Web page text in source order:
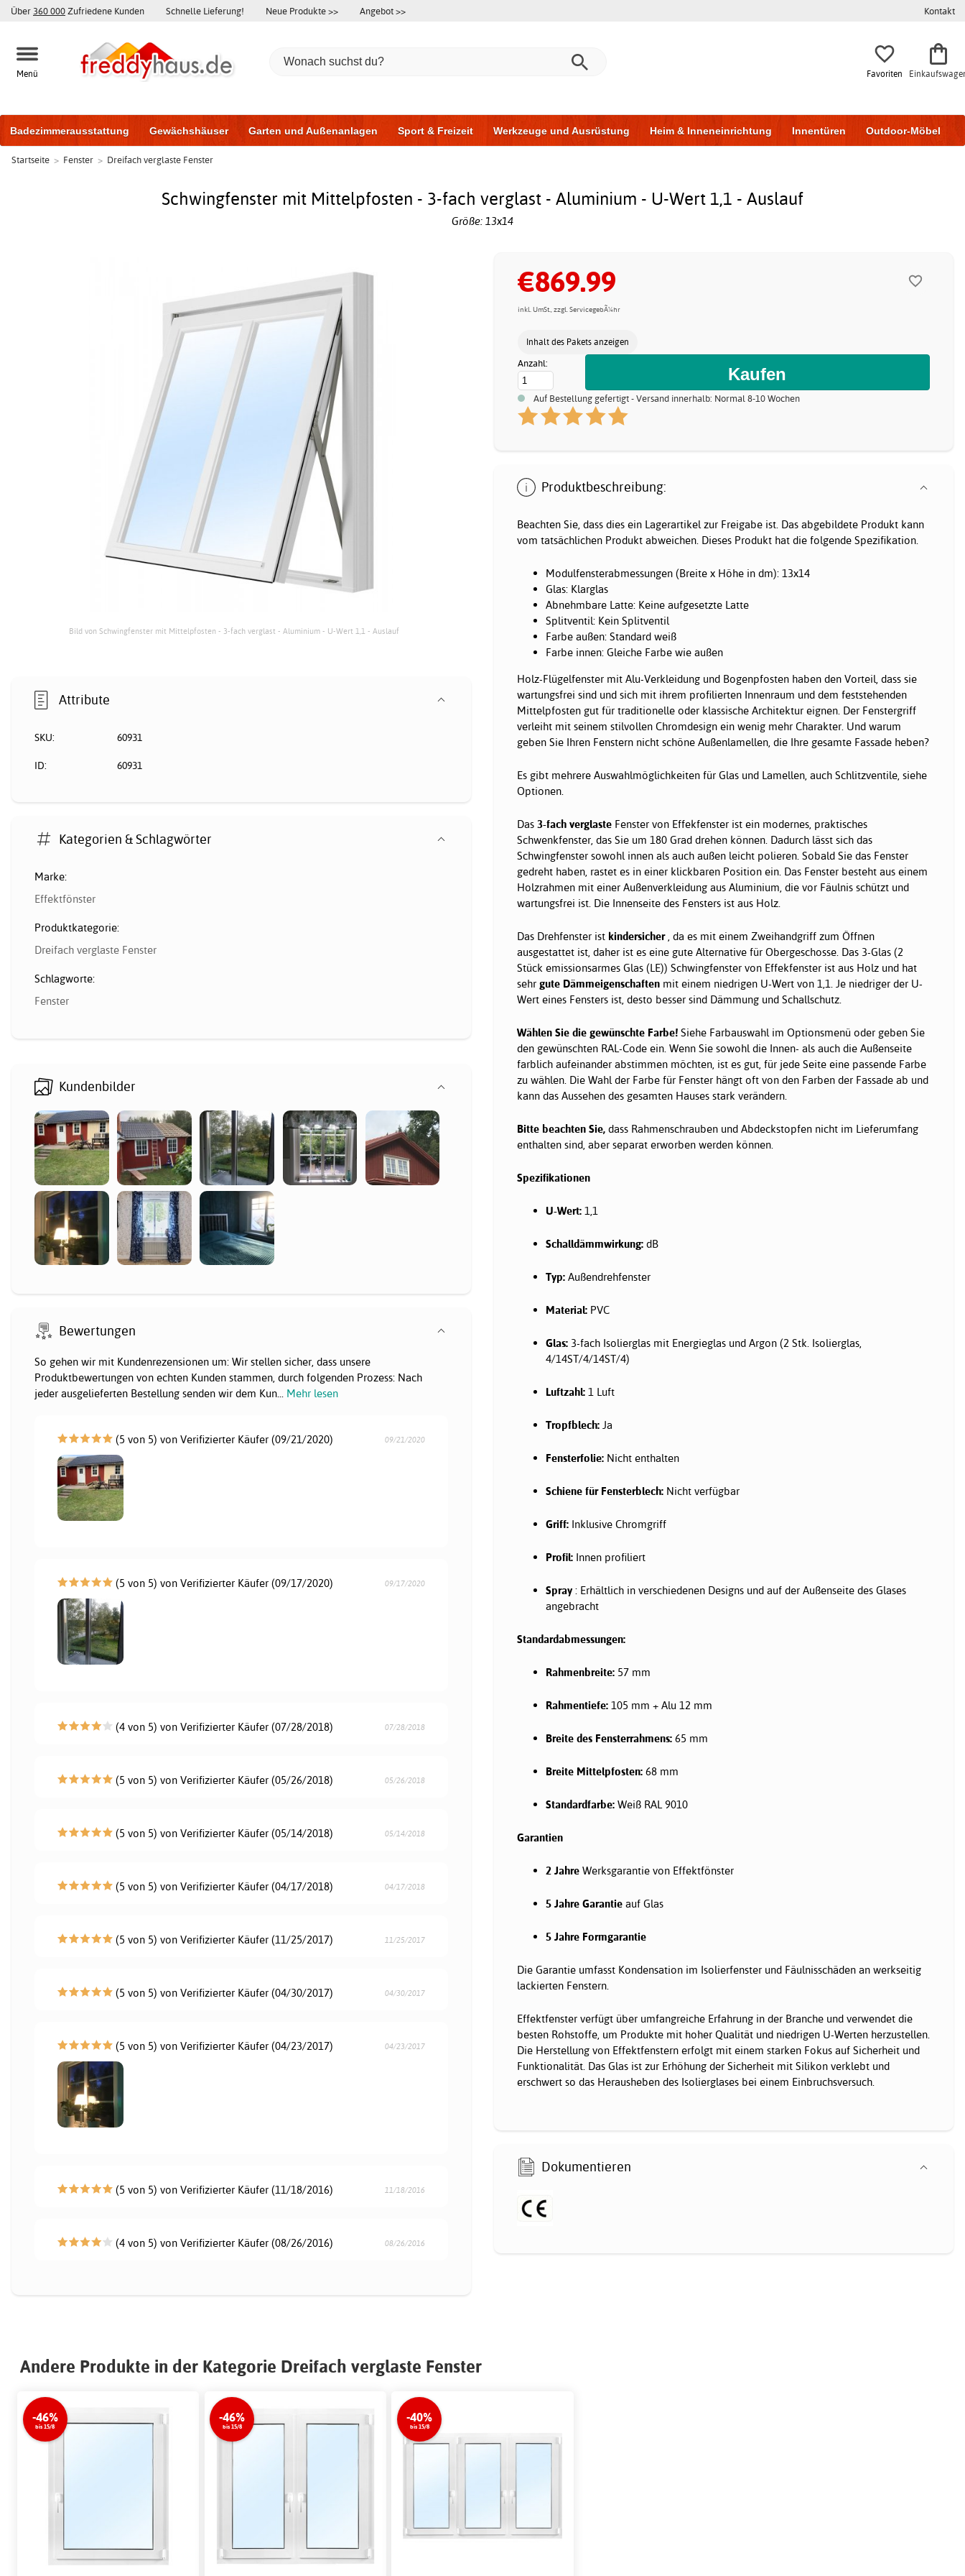
Über 360 000 Zufriedene Kunden Schnelle Lieferung! Neue Produkte >> Angebot >> Kontakt
Menü Favoriten
Badezimmerausstattung Gewächshäuser Garten und Außenanlagen Sport & Freizeit Werkzeuge und Ausrüstung Heim & Inneneinrichtung Innentüren Outdoor-Möbel
Gartenhäuser und Schuppen Haustüren
Startseite > Fenster > Dreifach verglaste Fenster
Schwingfenster mit Mittelpfosten - 3-fach verglast - Aluminium - U-Wert 1,1 - Auslauf
Größe: 13x14
Bild von Schwingfenster mit Mittelpfosten - 3-fach verglast - Aluminium - U-Wert 1,1 - Auslauf
€869.99
inkl. UmSt., zzgl. ServicegebÃ¼hr
Inhalt des Pakets anzeigen
Anzahl:
Auf Bestellung gefertigt - Versand innerhalb: Normal 8-10 Wochen
Produktbeschreibung:
Beachten Sie, dass dies ein Lagerartikel zur Freigabe ist. Das abgebildete Produkt kann
vom tatsächlichen Produkt abweichen. Dieses Produkt hat die folgende Spezifikation.
Modulfensterabmessungen (Breite x Höhe in dm): 13x14
Glas: Klarglas
Abnehmbare Latte: Keine aufgesetzte Latte
Splitventil: Kein Splitventil
Farbe außen: Standard weiß
Farbe innen: Gleiche Farbe wie außen
Holz-Flügelfenster mit Alu-Verkleidung und Bogenpfosten haben den Vorteil, dass sie
wartungsfrei sind und sich mit ihrem profilierten Innenraum und dem feststehenden
Mittelpfosten gut für traditionelle oder klassische Architektur eignen. Der Fenstergriff
verleiht mit seinem stilvollen Chromdesign ein wenig mehr Charakter. Und warum
geben Sie Ihren Fenstern nicht schöne Außenlamellen, die Ihre gesamte Fassade heben?
Es gibt mehrere Auswahlmöglichkeiten für Glas und Lamellen, auch Schlitzventile, siehe
Optionen.
Das 3-fach verglaste Fenster von Effekfenster ist ein modernes, praktisches
Schwenkfenster, das Sie um 180 Grad drehen können. Dadurch lässt sich das
Schwingfenster sowohl innen als auch außen leicht polieren. Sobald Sie das Fenster
gedreht haben, rastet es in einer klickbaren Position ein. Das Fenster besteht aus einem
Holzrahmen mit einer Außenverkleidung aus Aluminium, die vor Fäulnis schützt und
wartungsfrei ist. Die Innenseite des Fensters ist aus Holz.
Das Drehfenster ist kindersicher, da es mit einem Zweihandgriff zum Öffnen
ausgestattet ist, daher ist es eine gute Alternative für Obergeschosse. Das 3-Glas (2
Stück emissionsarmes Glas (LE)) Schwingfenster von Effekfenster ist aus Holz und hat
sehr gute Dämmeigenschaften mit einem niedrigen U-Wert von 1,1. Je niedriger der U-
Wert eines Fensters ist, desto besser sind Dämmung und Schallschutz.
Wählen Sie die gewünschte Farbe! Siehe Farbauswahl im Optionsmenü oder geben Sie
den gewünschten RAL-Code ein. Wenn Sie sowohl die Innen- als auch die Außenseite
farblich aufeinander abstimmen möchten, ist es gut, für jede Seite eine passende Farbe
zu wählen. Die Wahl der Farbe für Fenster hängt oft von den Farben der Fassade ab und
kann das Aussehen des gesamten Hauses stark verändern.
Bitte beachten Sie, dass Rahmenschrauben und Abdeckstopfen nicht im Lieferumfang
enthalten sind, aber separat erworben werden können.
Spezifikationen
U-Wert: 1,1
Schalldämmwirkung: dB
Typ: Außendrehfenster
Material: PVC
Glas: 3-fach Isolierglas mit Energieglas und Argon (2 Stk. Isolierglas,
4/14ST/4/14ST/4)
Luftzahl: 1 Luft
Tropfblech: Ja
Fensterfolie: Nicht enthalten
Schiene für Fensterblech: Nicht verfügbar
Griff: Inklusive Chromgriff
Profil: Innen profiliert
Spray : Erhältlich in verschiedenen Designs und auf der Außenseite des Glases
angebracht
Standardabmessungen:
Rahmenbreite: 57 mm
Rahmentiefe: 105 mm + Alu 12 mm
Breite des Fensterrahmens: 65 mm
Breite Mittelpfosten: 68 mm
Standardfarbe: Weiß RAL 9010
Garantien
2 Jahre Werksgarantie von Effektfönster
5 Jahre Garantie auf Glas
5 Jahre Formgarantie
Die Garantie umfasst Kondensation im Isolierfenster und Fäulnisschäden an werkseitig
lackierten Fenstern.
Effektfenster verfügt über umfangreiche Erfahrung in der Branche und verwendet die
besten Rohstoffe, um Produkte mit hoher Qualität und niedrigen U-Werten herzustellen.
Die Herstellung von Effektfenstern erfolgt mit einem starken Fokus auf Sicherheit und
Funktionalität. Das Glas ist zur Erhöhung der Sicherheit mit Silikon verklebt und
erschwert so das Herausheben des Isolierglases bei einem Einbruchsversuch.
Dokumentieren
Attribute
SKU: 60931
ID: 60931
Kategorien & Schlagwörter
Marke:
Effektfönster
Produktkategorie:
Dreifach verglaste Fenster
Schlagworte:
Fenster
Kundenbilder
Bewertungen
So gehen wir mit Kundenrezensionen um: Wir stellen sicher, dass unsere
Produktbewertungen von echten Kunden stammen, durch folgenden Prozess: Nach
jeder ausgelieferten Bestellung senden wir dem Kun... Mehr lesen
(5 von 5) von Verifizierter Käufer (09/21/2020) 09/21/2020
(5 von 5) von Verifizierter Käufer (09/17/2020) 09/17/2020
(4 von 5) von Verifizierter Käufer (07/28/2018) 07/28/2018
(5 von 5) von Verifizierter Käufer (05/26/2018) 05/26/2018
(5 von 5) von Verifizierter Käufer (05/14/2018) 05/14/2018
(5 von 5) von Verifizierter Käufer (04/17/2018) 04/17/2018
(5 von 5) von Verifizierter Käufer (11/25/2017) 11/25/2017
(5 von 5) von Verifizierter Käufer (04/30/2017) 04/30/2017
(5 von 5) von Verifizierter Käufer (04/23/2017) 04/23/2017
(5 von 5) von Verifizierter Käufer (11/18/2016) 11/18/2016
(4 von 5) von Verifizierter Käufer (08/26/2016) 08/26/2016
Andere Produkte in der Kategorie Dreifach verglaste Fenster
-46%
bis 15/8
-46%
bis 15/8
-40%
bis 15/8